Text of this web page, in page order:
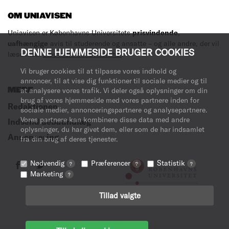
DENNE HJEMMESIDE BRUGER COOKIES
Vi bruger cookies til at tilpasse vores indhold og
annoncer, til at vise dig funktioner til sociale medier og til
at analysere vores trafik. Vi deler også oplysninger om din
brug af vores hjemmeside med vores partnere inden for
sociale medier, annonceringspartnere og analysepartnere.
Vores partnere kan kombinere disse data med andre
oplysninger, du har givet dem, eller som de har indsamlet
fra din brug af deres tjenester.
Nødvendig ? Præferencer ? Statistik ?
Marketing ?
Tillad valgte
OM UNIAVISEN
Uniavisen er Københavns Universitetsprisvindende,
uafhængige avis til studerende og ansatte – og alle andre, der vil
læse med.Læs mere om avisen her.
MERE
Redaktionen
Indsend debatindlæg
Annoncering